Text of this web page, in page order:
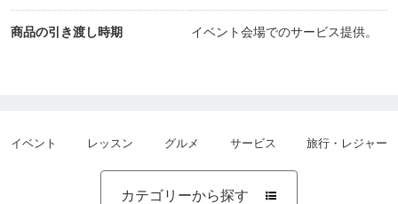
商品の引き渡し時期 イベント会場でのサービス提供。
イベント レッスン グルメ サービス 旅行・レジャー
カテゴリーから探す 